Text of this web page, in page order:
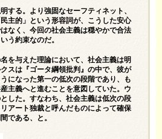
する。より強固なセーフティネット、
主的」という形容詞が、こうした安心
なく、今回の社会主義は穏やかで合法
う約束なのだ。
を与えた理論において、社会主義は明
スは『ゴータ綱領批判』の中で、彼が
になった第一の低次の段階であり、も
主義へと進むことを意図していた。ウ
した。すなわち、社会主義は低次の段
アート独裁と呼んだものによって確保
である、と。